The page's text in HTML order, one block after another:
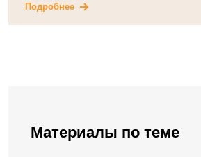
Подробнее
Материалы по теме